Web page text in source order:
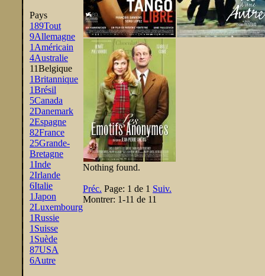
Pays
189Tout
9Allemagne
1Américain
4Australie
11Belgique
1Britannique
1Brésil
5Canada
2Danemark
2Espagne
82France
25Grande-
Bretagne
1Inde
2Irlande
6Italie
1Japon
2Luxembourg
1Russie
1Suisse
1Suède
87USA
6Autre
Nothing found.
Préc. Page: 1 de 1 Suiv.
Montrer: 1-11 de 11